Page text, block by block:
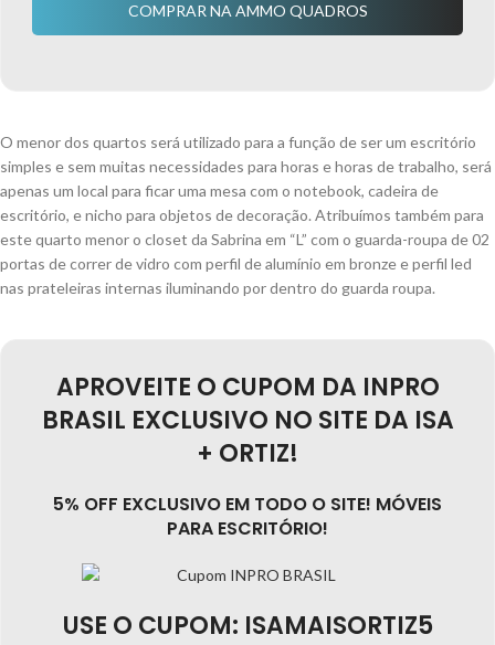
COMPRAR NA AMMO QUADROS
O menor dos quartos será utilizado para a função de ser um escritório
simples e sem muitas necessidades para horas e horas de trabalho, será
apenas um local para ficar uma mesa com o notebook, cadeira de
escritório, e nicho para objetos de decoração. Atribuímos também para
este quarto menor o closet da Sabrina em “L” com o guarda-roupa de 02
portas de correr de vidro com perfil de alumínio em bronze e perfil led
nas prateleiras internas iluminando por dentro do guarda roupa.
APROVEITE O CUPOM DA INPRO
BRASIL EXCLUSIVO NO SITE DA ISA
+ ORTIZ!
5% OFF EXCLUSIVO EM TODO O SITE! MÓVEIS
PARA ESCRITÓRIO!
USE O CUPOM: ISAMAISORTIZ5